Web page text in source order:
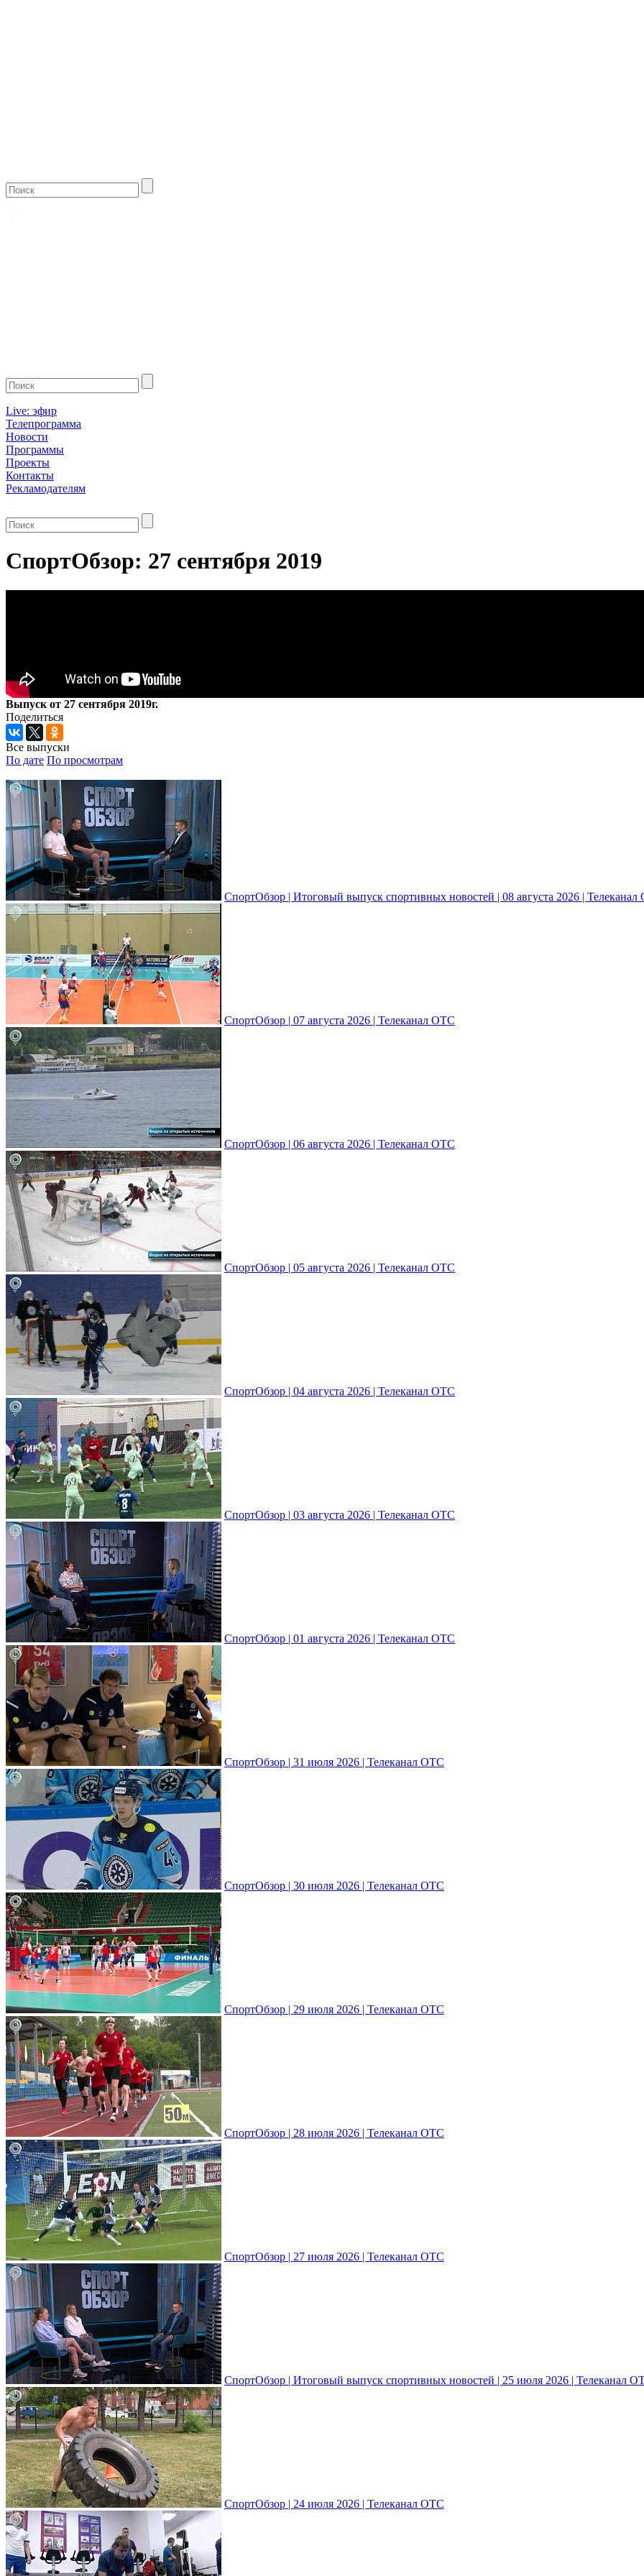
Live: эфир
Телепрограмма
Новости
Программы
Проекты
Контакты
Рекламодателям
СпортОбзор: 27 сентября 2019
Выпуск от 27 сентября 2019г.
Поделиться
Все выпуски
По дате По просмотрам
СпортОбзор | Итоговый выпуск спортивных новостей | 08 августа 2026 |
СпортОбзор | 07 августа 2026 | Телеканал ОТС
СпортОбзор | 06 августа 2026 | Телеканал ОТС
СпортОбзор | 05 августа 2026 | Телеканал ОТС
СпортОбзор | 04 августа 2026 | Телеканал ОТС
СпортОбзор | 03 августа 2026 | Телеканал ОТС
СпортОбзор | 01 августа 2026 | Телеканал ОТС
СпортОбзор | 31 июля 2026 | Телеканал ОТС
СпортОбзор | 30 июля 2026 | Телеканал ОТС
СпортОбзор | 29 июля 2026 | Телеканал ОТС
СпортОбзор | 28 июля 2026 | Телеканал ОТС
СпортОбзор | 27 июля 2026 | Телеканал ОТС
СпортОбзор | Итоговый выпуск спортивных новостей | 25 июля 2026 | Телеканал
СпортОбзор | 24 июля 2026 | Телеканал ОТС